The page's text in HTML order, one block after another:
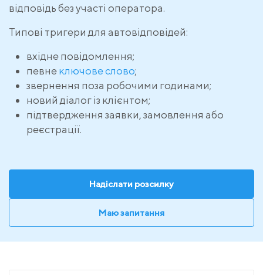
відповідь без участі оператора.
Типові тригери для автовідповідей:
вхідне повідомлення;
певнеключове слово;
звернення поза робочими годинами;
новий діалог із клієнтом;
підтвердження заявки, замовлення або
реєстрації.
Надіслати розсилку
Маю запитання